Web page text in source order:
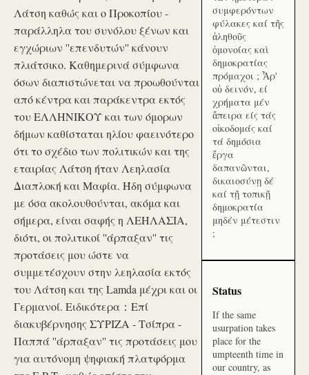
Λάτση καθώς και ο Προκοπίου -
παράλληλα του συνόλου ξένων και
εγχώριων ''επενδυτών'' κάνουν
πλιάτσικο. Καθημερινά σύμφωνα
όσων διαπιστώνεται να προωθούνται
από κέντρα και παράκεντρα εκτός
του ΕΛΛΗΝΙΚΟΥ και των όμορων
δήμων καθίσταται ηλίου φαεινότερο
ότι το σχέδιο των πολιτικών και της
εταιρίας Λάτση ήταν Λεηλασία
Διαπλοκή και Μαφία. Ήδη σύμφωνα
με όσα ακολουθούνται, ακόμα και
σήμερα, είναι σαφής η ΛΕΗΛΑΣΙΑ,
διότι, οι πολιτικοί ''άρπαξαν'' τις
προτάσεις μου ώστε να
συμμετέσχουν στην λεηλασία εκτός
του Λάτση και της Lamda μέχρι και οι
Γερμανοί. Ειδικότερα：Επί
διακυβέρνησης ΣΥΡΙΖΑ - Τσίπρα -
Παππά ''άρπαξαν'' τις προτάσεις μου
για αυτόνομη ψηφιακή πλατφόρμα
συμφερόντων
φύλακες καί τῆς
ἀληθοῦς
ὁμονοίας καὶ
δημοκρατίας
πρόμαχοι ; Ἆρ'
οὐ δεινόν, εί
χρήματα μέν
ἄπειρα είς τάς
οἰκοδομάς καί
τά δημόσια
ἔργα
δαπανῶνται,
δικαιοσύνῃ δέ
καί τῇ τοπικῇ
δημοκρατία
μηδέν μέτεστιν
;
Status
If the same
usurpation takes
place for the
umpteenth time in
our country, as